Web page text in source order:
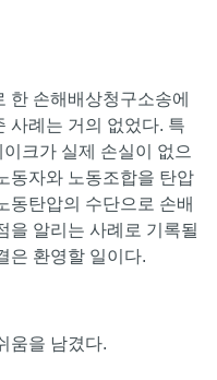
한 손해배상청구소송에
사례는 거의 없었다. 특
크가 실제 손실이 없으
동자와 노동조합을 탄압
동탄압의 수단으로 손배
을 알리는 사례로 기록될
은 환영할 일이다.
움을 남겼다.